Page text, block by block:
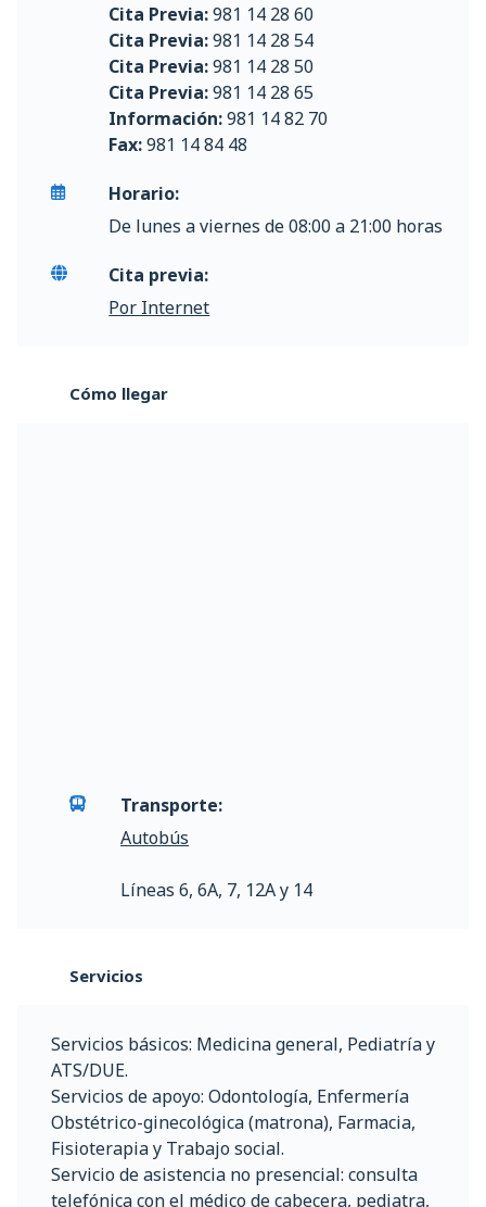
Cita Previa:981 14 28 60
Cita Previa:981 14 28 54
Cita Previa:981 14 28 50
Cita Previa:981 14 28 65
Información:981 14 82 70
Fax:981 14 84 48
Horario:
De lunes a viernes de 08:00 a 21:00 horas
Cita previa:
Por Internet
Cómo llegar
Transporte:
Autobús
Líneas 6, 6A, 7, 12A y 14
Servicios
Servicios básicos: Medicina general, Pediatría y
ATS/DUE.
Servicios de apoyo: Odontología, Enfermería
Obstétrico-ginecológica (matrona), Farmacia,
Fisioterapia y Trabajo social.
Servicio de asistencia no presencial: consulta
telefónica con el médico de cabecera, pediatra,